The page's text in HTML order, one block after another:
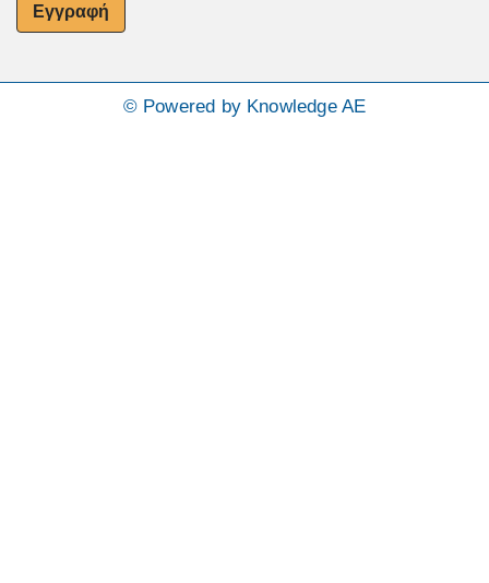
Εγγραφή
© Powered by Knowledge AE